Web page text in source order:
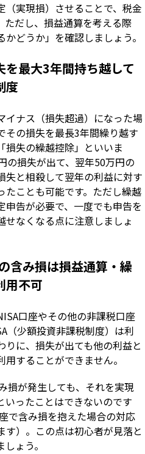
（実現損）させることで、税金
ただし、損益通算を考える際
どうか」を確認しましょう。
最大3年間持ち越して
度
イナス（損失超過）になった場
その損失を最長3年間繰り越す
損失の繰越控除」といいま
の損失が出て、翌年50万円の
失と相殺して翌年の利益に対す
たことも可能です。ただし繰越
申告が必要で、一度でも申告を
せなくなる点に注意しましょ
含み損は損益通算・繰
用不可
口座やその他の非課税口座
（少額投資非課税制度）は利
に、損失が出ても他の利益と
することができません。
損が発生しても、それを実現
いったことはできないのです
で含み損を抱えた場合の対応
す）。この点は初心者が見落と
ょう。